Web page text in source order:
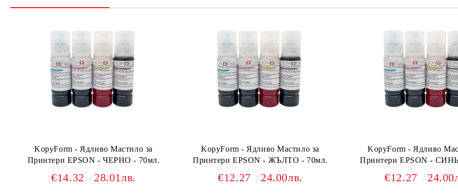
KopyForm - Ядливо Мастило за
Принтери EPSON - ЧЕРНО - 70мл.
€14.32 28.01лв.
KopyForm - Ядливо Мастило за
Принтери EPSON - ЖЪЛТО - 70мл.
€12.27 24.00лв.
KopyForm - Ядливо
€12.27